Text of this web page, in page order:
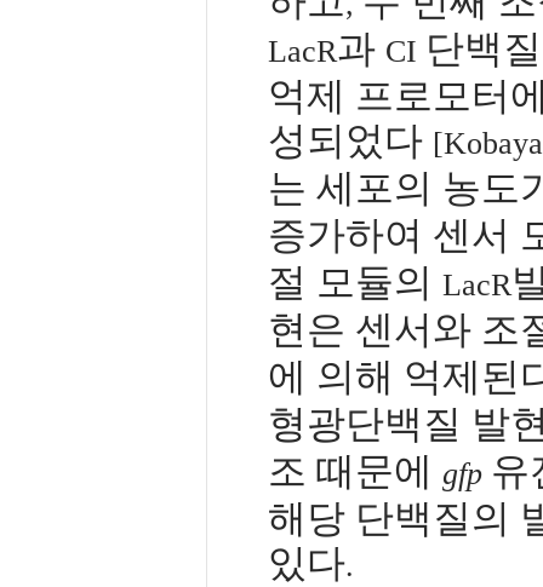
LacR과 CI 단백
억제 프로모터
성되었다
는 세포의 농도
증가하여 센서
절 모듈의 LacR
현은 센서와 조
에 의해 억제된
형광단백질 발
조 때문에 gfp 유
해당 단백질의
있다.